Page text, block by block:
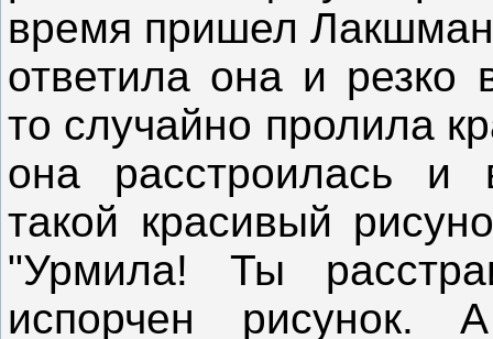
время пришел
ответила она и резко
то случайно пролила
она расстроилась и
такой красивый
"Урмила! Ты
испорчен рисунок.